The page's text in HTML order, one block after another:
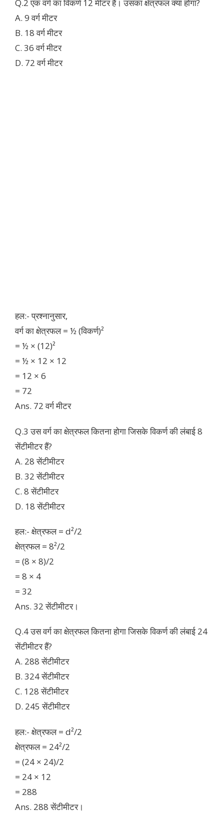
Q.2 एक वर्ग का विकर्ण 12 मीटर हैं। उसका क्षेत्रफल क्या होगा?
A. 9 वर्ग मीटर
B. 18 वर्ग मीटर
C. 36 वर्ग मीटर
D. 72 वर्ग मीटर
हल:- प्रश्नानुसार,
वर्ग का क्षेत्रफल = ½ (विकर्ण)²
= ½ × (12)²
= ½ × 12 × 12
= 12 × 6
= 72
Ans. 72 वर्ग मीटर
Q.3 उस वर्ग का क्षेत्रफल कितना होगा जिसके विकर्ण की लंबाई 8
सेंटीमीटर हैं?
A. 28 सेंटीमीटर
B. 32 सेंटीमीटर
C. 8 सेंटीमीटर
D. 18 सेंटीमीटर
हल:- क्षेत्रफल = d²/2
क्षेत्रफल = 8²/2
= (8 × 8)/2
= 8 × 4
= 32
Ans. 32 सेंटीमीटर।
Q.4 उस वर्ग का क्षेत्रफल कितना होगा जिसके विकर्ण की लंबाई 24
सेंटीमीटर हैं?
A. 288 सेंटीमीटर
B. 324 सेंटीमीटर
C. 128 सेंटीमीटर
D. 245 सेंटीमीटर
हल:- क्षेत्रफल = d²/2
क्षेत्रफल = 24²/2
= (24 × 24)/2
= 24 × 12
= 288
Ans. 288 सेंटीमीटर।